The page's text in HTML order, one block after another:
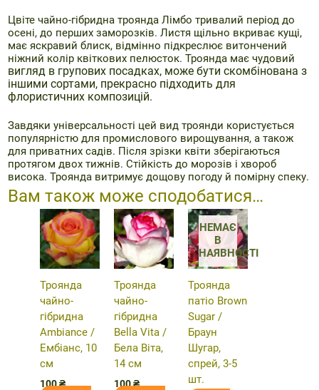
Цвіте чайно-гібридна троянда Лімбо тривалий період до
осені, до перших заморозків. Листя щільно вкриває кущі,
має яскравий блиск, відмінно підкреслює витончений
ніжний колір квіткових пелюсток. Троянда має чудовий
вигляд в групових посадках, може бути скомбінована з
іншими сортами, прекрасно підходить для
флористичних композицій.
Завдяки універсальності цей вид троянди користується
популярністю для промислового вирощування, а також
для приватних садів. Після зрізки квіти зберігаються
протягом двох тижнів. Стійкість до морозів і хвороб
висока. Троянда витримує дощову погоду й помірну спеку.
Вам також може сподобатися…
Троянда
чайно-
гібридна
Ambiance /
Ембіанс, 10
см
100₴
Троянда
чайно-
гібридна
Bella Vita /
Бела Віта,
14 см
100₴
НЕМАЄ
В
НАЯВНОСТІ
Троянда
патіо Brown
Sugar /
Браун
Шугар,
спрей, 3-5
шт.